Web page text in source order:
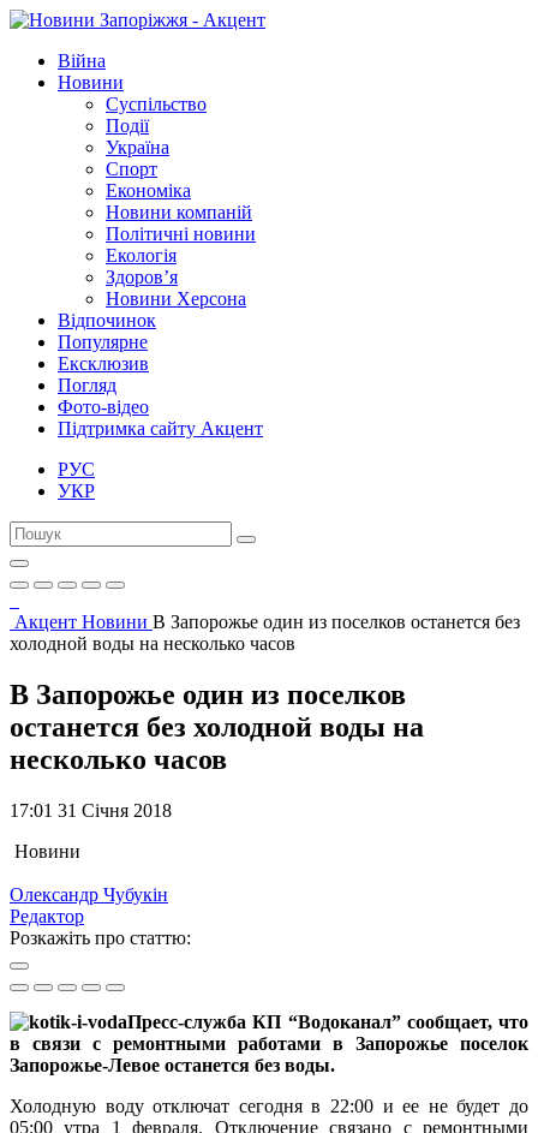
Війна
Новини
Суспільство
Події
Україна
Спорт
Економіка
Новини компаній
Політичні новини
Екологія
Здоров’я
Новини Херсона
Відпочинок
Популярне
Ексклюзив
Погляд
Фото-відео
Підтримка сайту Акцент
РУС
УКР
Акцент Новини В Запорожье один из поселков останется без
холодной воды на несколько часов
В Запорожье один из поселков
останется без холодной воды на
несколько часов
17:01 31 Січня 2018
Новини
Олександр Чубукін
Редактор
Розкажіть про статтю:
Пресс-служба КП “Водоканал” сообщает, что
в связи с ремонтными работами в Запорожье поселок
Запорожье-Левое останется без воды.
Холодную воду отключат сегодня в 22:00 и ее не будет до
05:00 утра 1 февраля. Отключение связано с ремонтными